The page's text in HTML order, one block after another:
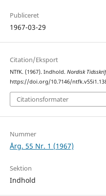
Publiceret
1967-03-29
Citation/Eksport
NTfK. (1967). Indhold. Nordisk
https://doi.org/10.7146/
Citationsformater
Nummer
Årg. 55 Nr. 1 (1967)
Sektion
Indhold